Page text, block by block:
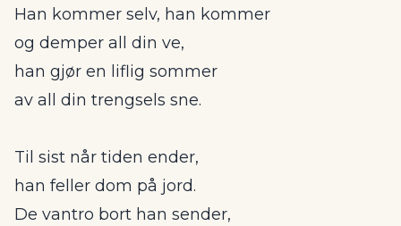
Han kommer selv, han kommer
og demper all din ve,
han gjør en liflig sommer
av all din trengsels sne.
Til sist når tiden ender,
han feller dom på jord.
De vantro bort han sender,